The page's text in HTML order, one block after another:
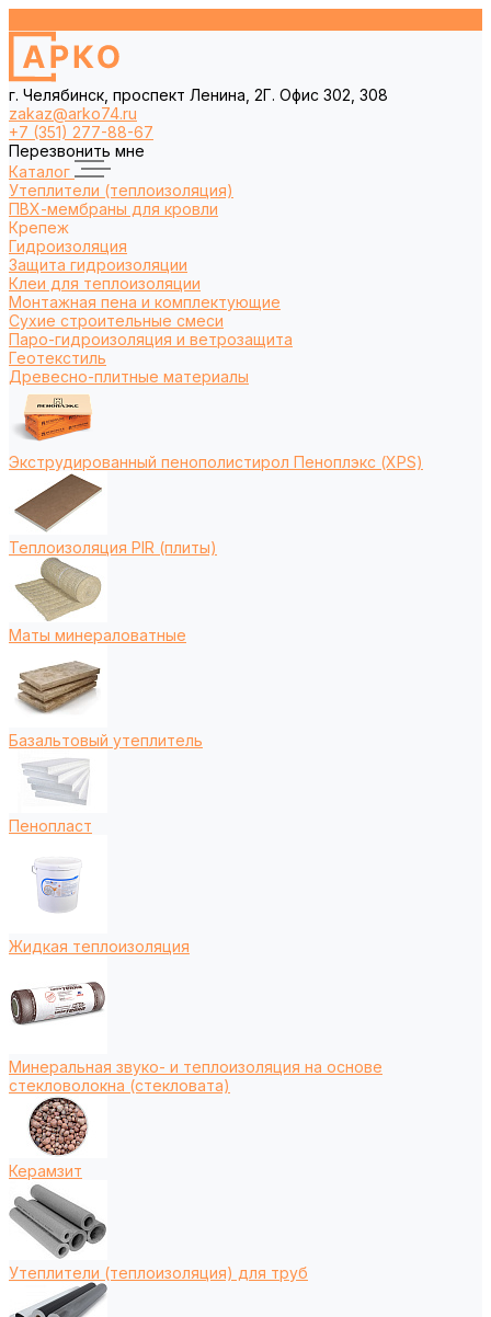
г. Челябинск, проспект Ленина, 2Г. Офис 302, 308
zakaz@arko74.ru
+7 (351) 277-88-67
Перезвонить мне
Каталог
Утеплители (теплоизоляция)
ПВХ-мембраны для кровли
Крепеж
Гидроизоляция
Защита гидроизоляции
Клеи для теплоизоляции
Монтажная пена и комплектующие
Сухие строительные смеси
Паро-гидроизоляция и ветрозащита
Геотекстиль
Древесно-плитные материалы
Экструдированный пенополистирол Пеноплэкс (XPS)
Теплоизоляция PIR (плиты)
Маты минераловатные
Базальтовый утеплитель
Пенопласт
Жидкая теплоизоляция
Минеральная звуко- и теплоизоляция на основе
стекловолокна (стекловата)
Керамзит
Утеплители (теплоизоляция) для труб